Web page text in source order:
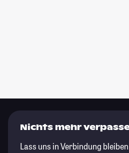
Nichts mehr
Lass uns in Verbindung